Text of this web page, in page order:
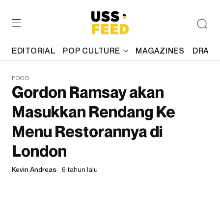
EDITORIAL POP CULTURE MAGAZINES
FOOD
Gordon Ramsay akan
Masukkan Rendang Ke
Menu Restorannya di
London
Kevin Andreas 6 tahun lalu